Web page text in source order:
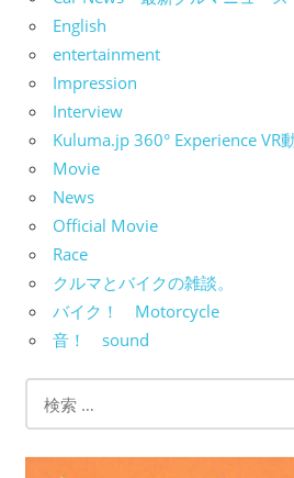
English
entertainment
Impression
Interview
Kuluma.jp 360° Experience VR
Movie
News
Official Movie
Race
クルマとバイクの雑談。
バイク！ Motorcycle
音！ sound